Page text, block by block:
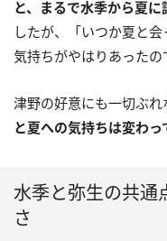
と、まるで水季から夏
したが、「いつか夏と
気持ちがやはりあったの
津野の好意にも一切ぶれ
と夏への気持ちは変わ
水季と弥生の共通
さ